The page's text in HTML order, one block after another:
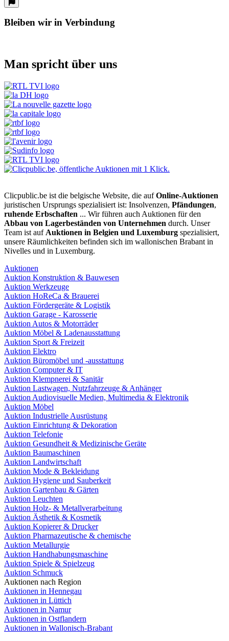
Bleiben wir in Verbindung
Man spricht über uns
Clicpublic.be ist die belgische Website, die aufOnline-Auktionen
juristischen Ursprungs spezialisiert ist: Insolvenzen, Pfändungen,
ruhende Erbschaften ... Wir führen auch Auktionen für den
Abbau von Lagerbeständen von Unternehmen durch. Unser
Team ist auf Auktionen in Belgien und Luxemburg spezialisiert,
unsere Räumlichkeiten befinden sich im wallonischen Brabant in
Nivelles und in Luxemburg.
Auktionen
Auktion Konstruktion & Bauwesen
Auktion Werkzeuge
Auktion HoReCa & Brauerei
Auktion Fördergeräte & Logistik
Auktion Garage - Karosserie
Auktion Autos & Motorräder
Auktion Möbel & Ladenausstattung
Auktion Sport & Freizeit
Auktion Elektro
Auktion Büromöbel und -ausstattung
Auktion Computer & IT
Auktion Klempnerei & Sanitär
Auktion Lastwagen, Nutzfahrzeuge & Anhänger
Auktion Audiovisuelle Medien, Multimedia & Elektronik
Auktion Möbel
Auktion Industrielle Ausrüstung
Auktion Einrichtung & Dekoration
Auktion Telefonie
Auktion Gesundheit & Medizinische Geräte
Auktion Baumaschinen
Auktion Landwirtschaft
Auktion Mode & Bekleidung
Auktion Hygiene und Sauberkeit
Auktion Gartenbau & Gärten
Auktion Leuchten
Auktion Holz- & Metallverarbeitung
Auktion Ästhetik & Kosmetik
Auktion Kopierer & Drucker
Auktion Pharmazeutische & chemische
Auktion Metallurgie
Auktion Handhabungsmaschine
Auktion Spiele & Spielzeug
Auktion Schmuck
Auktionen nach Region
Auktionen in Hennegau
Auktionen in Lüttich
Auktionen in Namur
Auktionen in Ostflandern
Auktionen in Wallonisch-Brabant